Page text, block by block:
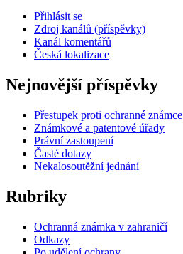
Přihlásit se
Zdroj kanálů (příspěvky)
Kanál komentářů
Česká lokalizace
Nejnovější příspěvky
Přestupek proti ochranné známce
Známkové a patentové úřady
Právní zastoupení
Časté dotazy
Nekalosoutěžní jednání
Rubriky
Ochranná známka v zahraničí
Odkazy